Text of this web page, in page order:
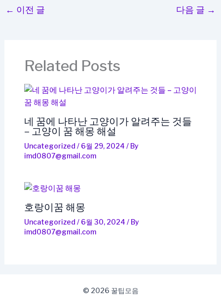
← 이전 글 다음 글 →
Related Posts
네 꿈에 나타난 고양이가 알려주는 것들
– 고양이 꿈 해몽 해설
Uncategorized / 6월 29, 2024 / By
imd0807@gmail.com
호랑이꿈 해몽
Uncategorized / 6월 30, 2024 / By
imd0807@gmail.com
© 2026 꿀팁모음